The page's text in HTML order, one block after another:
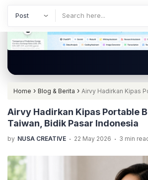
Home › Blog & Berita › Airvy Hadirkan Kipas
Taiwan, Bidik Pasar Indonesia
Airvy Hadirkan Kipas Portable
Taiwan, Bidik Pasar Indonesia
by NUSA CREATIVE . 22 May 2026 . 3 min